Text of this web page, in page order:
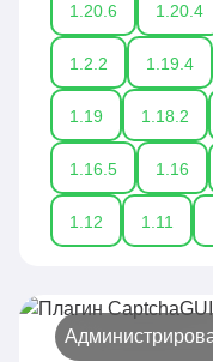
1.20.6 1.20.4
1.2.2 1.19.4
1.19 1.18.2
1.16.5 1.16
1.12 1.11